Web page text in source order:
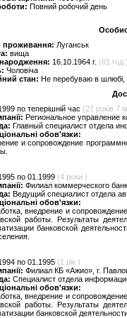
Повний робочий день
проживання: Луганськ
вища
16.10.1964 г. (61 год )
Чоловіча
стан: Не перебуваю в шлюбі,
по теперішній час (27 років 7
Региональное управление
Главный специалист отдела
обов'язки:
и сопровождение
по 01.1999 (4 роки )
Филиал коммерческого
Ведущий специалист отдела
обов'язки:
внедрение и
работы. Результаты
банковской
по 01.1995 (1 рік )
Филиал КБ «Ажио», г.
Специалист отдела
обов'язки:
внедрение и
работы. Результаты
банковской